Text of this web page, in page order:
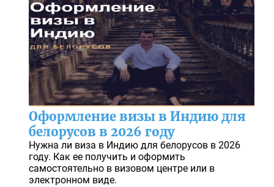
Оформление визы в Индию для
белорусов в 2026 году
Нужна ли виза в Индию для белорусов в 2026
году. Как ее получить и оформить
самостоятельно в визовом центре или в
электронном виде.